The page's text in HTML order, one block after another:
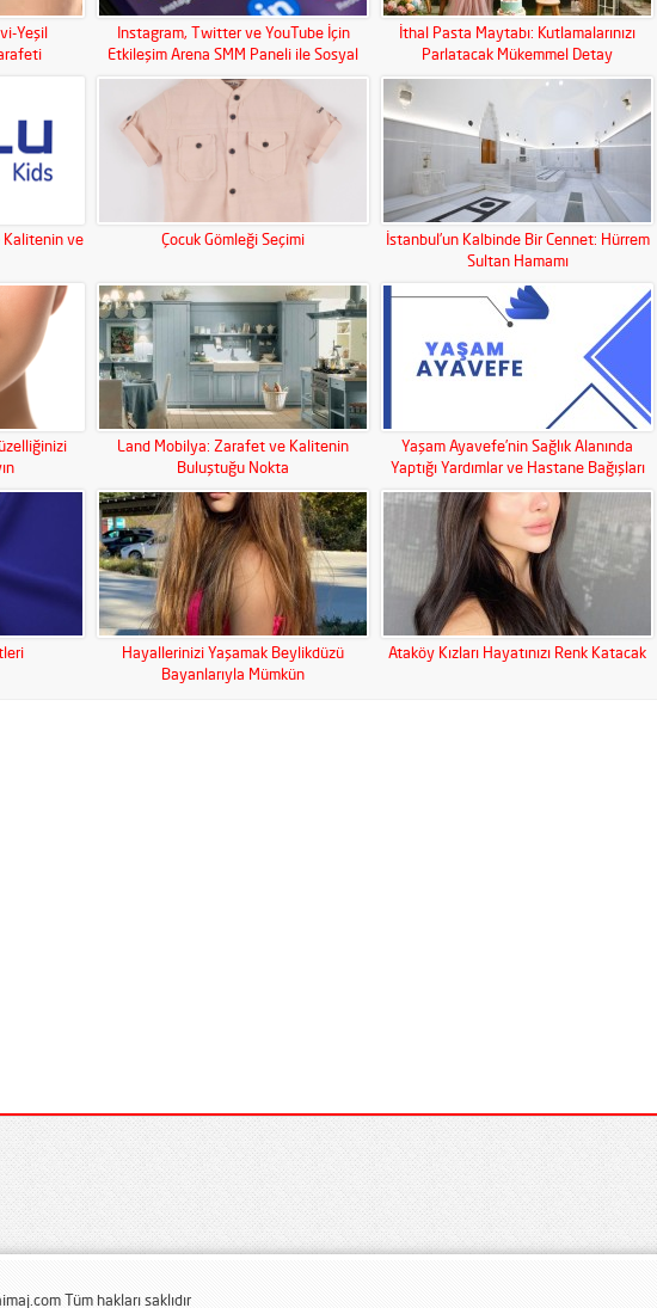
Yeşil
Instagram, Twitter ve YouTube İçin
Etkileşim Arena SMM Paneli ile Sosyal
Medya Gücünüzü Artırın!
İthal Pasta Maytabı: Kutlamalarınızı
Parlatacak Mükemmel Detay
Kalitenin ve
Çocuk Gömleği Seçimi
İstanbul’un Kalbinde Bir Cennet: Hürrem
Sultan Hamamı
Land Mobilya: Zarafet ve Kalitenin
Buluştuğu Nokta
Yaşam Ayavefe’nin Sağlık Alanında
Yaptığı Yardımlar ve Hastane Bağışları
Hayallerinizi Yaşamak Beylikdüzü
Bayanlarıyla Mümkün
Ataköy Kızları Hayatınızı Renk Katacak
Tüm hakları saklıdır